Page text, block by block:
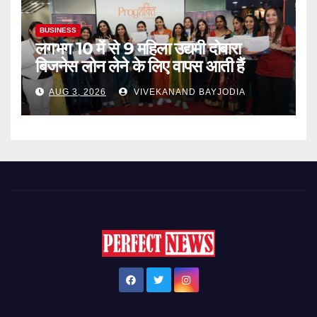
BUSINESS
लगभग 10 में से 9 महिला उद्यमी दोबारा
बिजनेस लोन लेने के लिए वापस आती हैं
AUG 3, 2026 VIVEKANAND BAYJODIA